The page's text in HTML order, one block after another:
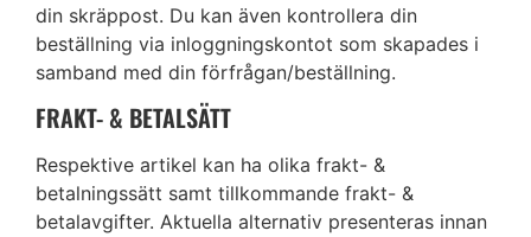
din skräppost. Du kan även kontrollera din
beställning via inloggningskontot som skapades i
samband med din förfrågan/beställning.
FRAKT- & BETALSÄTT
Respektive artikel kan ha olika frakt- &
betalningssätt samt tillkommande frakt- &
betalavgifter. Aktuella alternativ presenteras innan